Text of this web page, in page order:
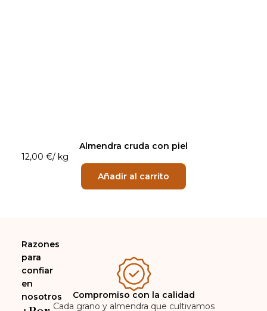
Almendra cruda con piel
12,00 €/ kg
Añadir al carrito
Razones
para
confiar
en
nosotros
Compromiso con la calidad
Cada grano y almendra que cultivamos